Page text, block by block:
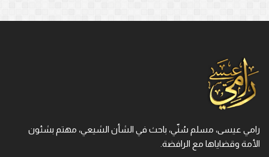
رامي عيسى، مسلم سُنّي، باحث في الشأن الشيعي، مهتم بشئون
الأمة وقضاياها مع الرافضة.